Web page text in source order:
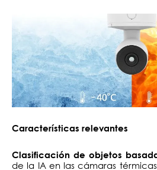
Características relevantes
Clasificación de objetos
de la IA en las cámaras